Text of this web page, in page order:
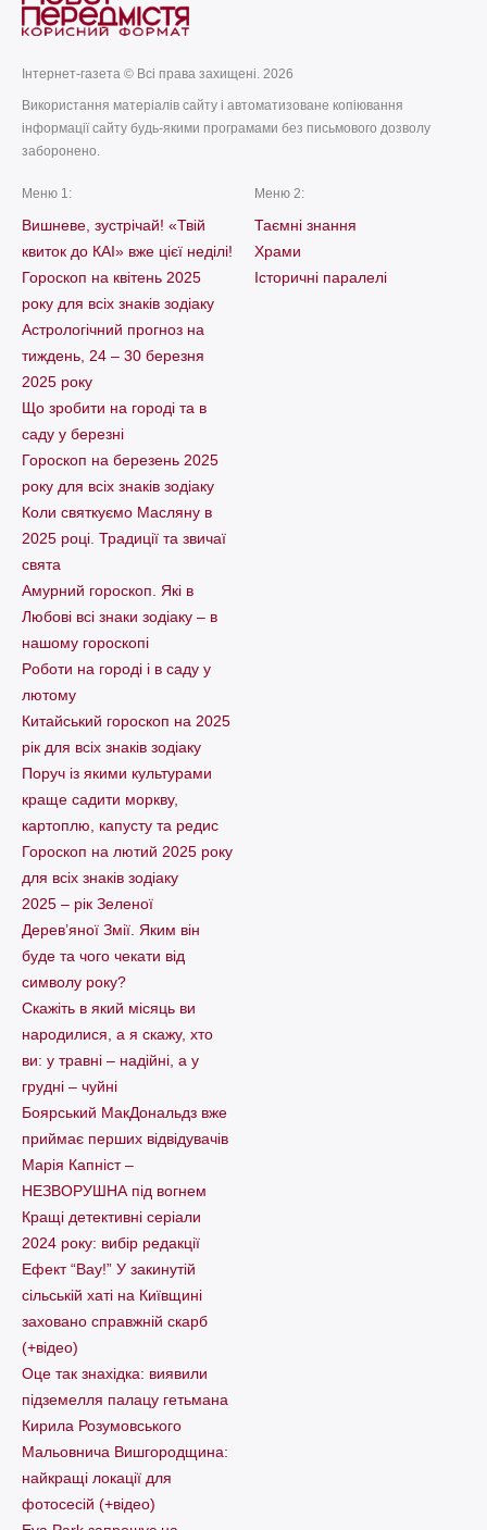
Інтернет-газета © Всі права захищені. 2026
Використання матеріалів сайту і автоматизоване копіювання
інформації сайту будь-якими програмами без письмового дозволу
заборонено.
Меню 1:
Вишневе, зустрічай! «Твій
квиток до КАІ» вже цієї неділі!
Гороскоп на квітень 2025
року для всіх знаків зодіаку
Астрологічний прогноз на
тиждень, 24 – 30 березня
2025 року
Що зробити на городі та в
саду у березні
Гороскоп на березень 2025
року для всіх знаків зодіаку
Коли святкуємо Масляну в
2025 році. Традиції та звичаї
свята
Амурний гороскоп. Які в
Любові всі знаки зодіаку – в
нашому гороскопі
Pоботи на городі і в саду у
лютому
Китайський гороскоп на 2025
рік для всіх знаків зодіаку
Поруч із якими культурами
краще садити моркву,
картоплю, капусту та редис
Гороскоп на лютий 2025 року
для всіх знаків зодіаку
2025 – рік Зеленої
Дерев’яної Змії. Яким він
буде та чого чекати від
символу року?
Скажіть в який місяць ви
народилися, а я скажу, хто
ви: у травні – надійні, а у
грудні – чуйні
Боярський МакДональдз вже
приймає перших відвідувачів
Марія Капніст –
НЕЗВОРУШНА під вогнем
Кращі детективні серіали
2024 року: вибір редакції
Ефект “Вау!” У закинутій
сільській хаті на Київщині
заховано справжній скарб
(+відео)
Оце так знахідка: виявили
підземелля палацу гетьмана
Кирила Розумовського
Мальовнича Вишгородщина:
найкращі локації для
фотосесій (+відео)
Меню 2:
Таємні знання
Храми
Історичні паралелі